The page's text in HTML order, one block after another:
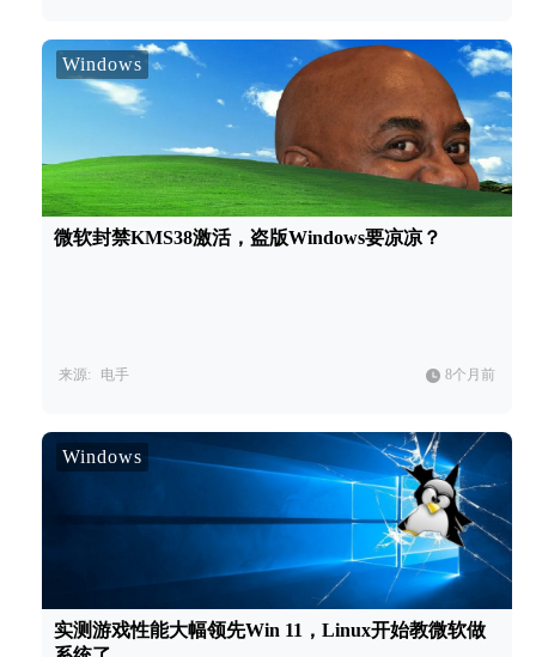
Windows
微软封禁KMS38激活，盗版Windows要凉凉？
来源: 电手 8个月前
Windows
实测游戏性能大幅领先Win 11，Linux开始教微软做